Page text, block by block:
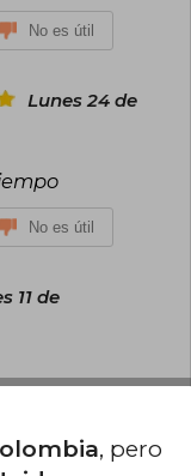
No es útil
Lunes 24 de
No es útil
11 de
, pero